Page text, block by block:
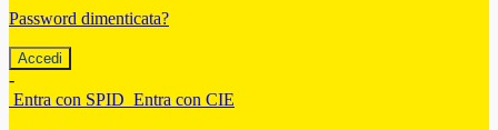
Password dimenticata?
-
Entra con SPID Entra con CIE